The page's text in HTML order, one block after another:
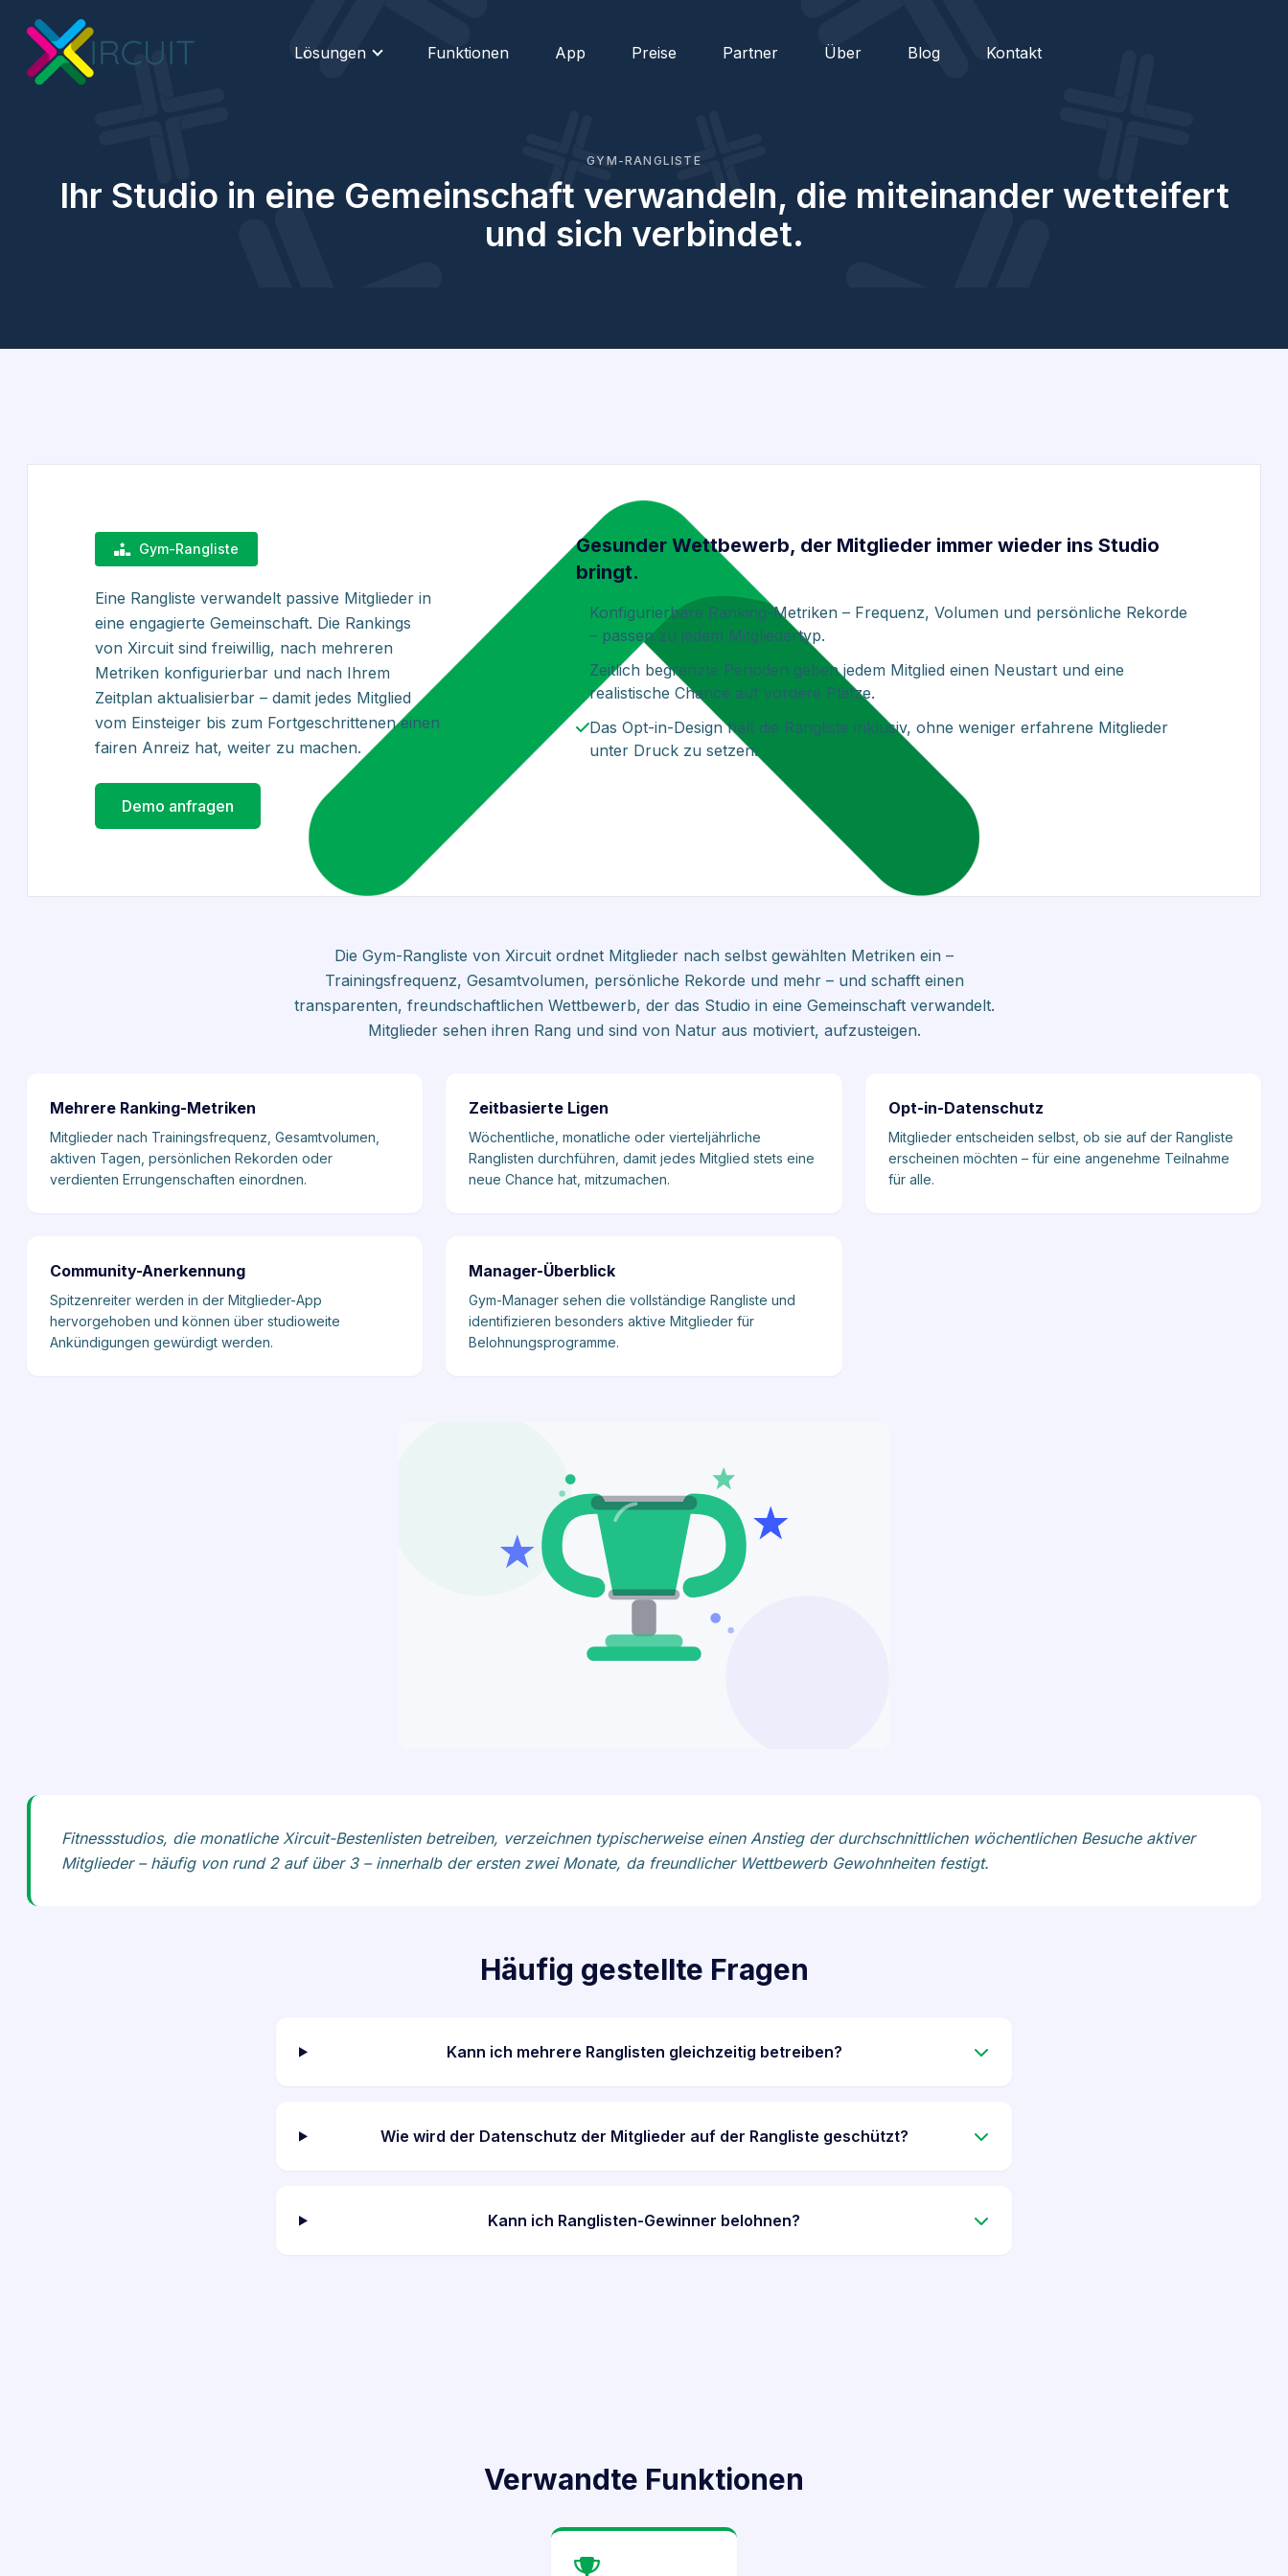
Lösungen Funktionen App Preise Partner Über Blog Kontakt
GYM-RANGLISTE
Ihr Studio in eine Gemeinschaft verwandeln, die miteinander wetteifert
und sich verbindet.
Gym-Rangliste
Eine Rangliste verwandelt passive Mitglieder in
eine engagierte Gemeinschaft. Die Rankings
von Xircuit sind freiwillig, nach mehreren
Metriken konfigurierbar und nach Ihrem
Zeitplan aktualisierbar – damit jedes Mitglied
vom Einsteiger bis zum Fortgeschrittenen einen
fairen Anreiz hat, weiter zu machen.
Demo anfragen
Gesunder Wettbewerb, der Mitglieder immer wieder ins Studio
bringt.
Konfigurierbare Ranking-Metriken – Frequenz, Volumen und persönliche Rekorde
– passen zu jedem Mitgliedertyp.
Zeitlich begrenzte Perioden geben jedem Mitglied einen Neustart und eine
realistische Chance auf vordere Plätze.
Das Opt-in-Design hält die Rangliste inklusiv, ohne weniger erfahrene Mitglieder
unter Druck zu setzen.
Die Gym-Rangliste von Xircuit ordnet Mitglieder nach selbst gewählten Metriken ein –
Trainingsfrequenz, Gesamtvolumen, persönliche Rekorde und mehr – und schafft einen
transparenten, freundschaftlichen Wettbewerb, der das Studio in eine Gemeinschaft verwandelt.
Mitglieder sehen ihren Rang und sind von Natur aus motiviert, aufzusteigen.
Mehrere Ranking-Metriken
Mitglieder nach Trainingsfrequenz, Gesamtvolumen,
aktiven Tagen, persönlichen Rekorden oder
verdienten Errungenschaften einordnen.
Zeitbasierte Ligen
Wöchentliche, monatliche oder vierteljährliche
Ranglisten durchführen, damit jedes Mitglied stets eine
neue Chance hat, mitzumachen.
Opt-in-Datenschutz
Mitglieder entscheiden selbst, ob sie auf der Rangliste
erscheinen möchten – für eine angenehme Teilnahme
für alle.
Community-Anerkennung
Spitzenreiter werden in der Mitglieder-App
hervorgehoben und können über studioweite
Ankündigungen gewürdigt werden.
Manager-Überblick
Gym-Manager sehen die vollständige Rangliste und
identifizieren besonders aktive Mitglieder für
Belohnungsprogramme.
Fitnessstudios, die monatliche Xircuit-Bestenlisten betreiben, verzeichnen typischerweise einen Anstieg der durchschnittlichen wöchentlichen Besuche aktiver
Mitglieder – häufig von rund 2 auf über 3 – innerhalb der ersten zwei Monate, da freundlicher Wettbewerb Gewohnheiten festigt.
Häufig gestellte Fragen
Kann ich mehrere Ranglisten gleichzeitig betreiben?
Wie wird der Datenschutz der Mitglieder auf der Rangliste geschützt?
Kann ich Ranglisten-Gewinner belohnen?
Verwandte Funktionen